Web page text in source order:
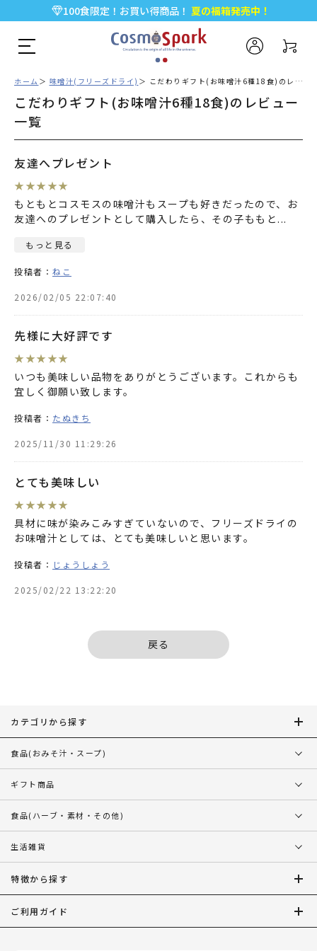
100食限定！お買い得商品！ 夏の福箱発売中！
5,000円以上のお買い物で全国一律送料無料♪
新規会員登録で今すぐ使える500ポイント プレゼント！
ホーム 味噌汁(フリーズドライ) こだわりギフト(お味噌汁6種18食)のレビュー一覧
こだわりギフト(お味噌汁6種18食)のレビュー
一覧
友達へプレゼント
★ ★★ ★★
もともとコスモスの味噌汁もスープも好きだったので、お
友達へのプレゼントとして購入したら、その子ももと ...
もっと見る
投稿者： ねこ
2026/02/05 22:07:40
先様に大好評です
★ ★★ ★★
いつも美味しい品物をありがとうございます。これからも
宜しく御願い致します。
投稿者： たぬきち
2025/11/30 11:29:26
とても美味しい
★ ★★ ★★
具材に味が染みこみすぎていないので、フリーズドライの
お味噌汁としては、とても美味しいと思います。
投稿者： じょうしょう
2025/02/22 13:22:20
戻る
カテゴリから探す
食品(おみそ汁・スープ)
ギフト商品
食品(ハーブ・素材・その他)
生活雑貨
特徴から探す
ご利用ガイド